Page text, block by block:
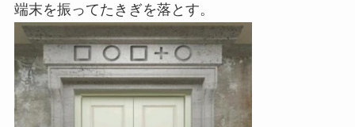
端末を振ってたきぎを落とす。